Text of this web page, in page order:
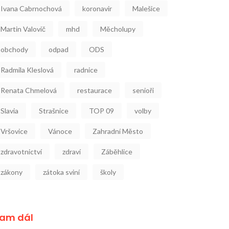
Ivana Cabrnochová koronavir Malešice
Martin Valovič mhd Měcholupy
obchody odpad ODS
Radmila Kleslová radnice
Renata Chmelová restaurace senioři
Slavia Strašnice TOP 09 volby
Vršovice Vánoce Zahradní Město
zdravotnictví zdraví Záběhlice
zákony zátoka sviní školy
dál